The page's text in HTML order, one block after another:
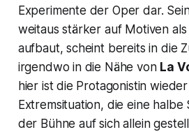
Experimente der Oper dar.
weitaus stärker auf Motiven
aufbaut, scheint bereits in die
irgendwo in die Nähe von La
hier ist die Protagonistin
Extremsituation, die eine
der Bühne auf sich allein